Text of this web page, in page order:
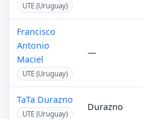
UTE (Uruguay)
Francisco
Antonio
Maciel
UTE (Uruguay)
—
TaTa Durazno
UTE (Uruguay)
Durazno